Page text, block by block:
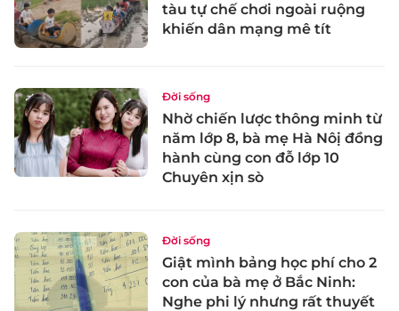
tàu tự chế chơi ngoài ruộng
khiến dân mạng mê tít
Đời sống
Nhờ chiến lược thông minh từ
năm lớp 8, bà mẹ Hà Nôị đồng
hành cùng con đỗ lớp 10
Chuyên xịn sò
Đời sống
Giật mình bảng học phí cho 2
con của bà mẹ ở Bắc Ninh:
Nghe phi lý nhưng rất thuyết